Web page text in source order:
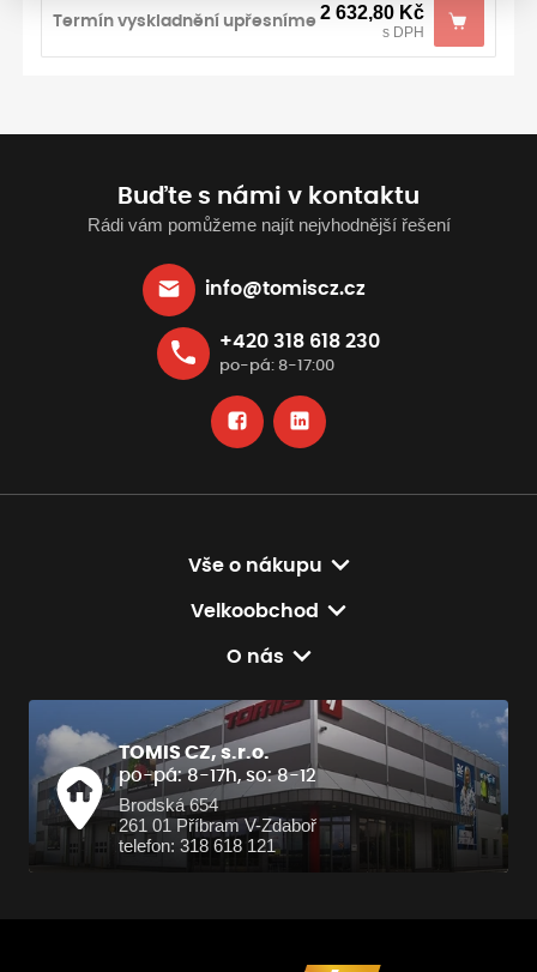
Termín vyskladnění upřesníme 2 632,80 Kč
s DPH
Buďte s námi v kontaktu
Rádi vám pomůžeme najít nejvhodnější řešení
info@tomiscz.cz
+420 318 618 230
po-pá: 8-17:00
Vše o nákupu
Velkoobchod
O nás
TOMIS CZ, s.r.o.
po-pá: 8-17h, so: 8-12
Brodská 654
261 01 Příbram V-Zdaboř
telefon: 318 618 121